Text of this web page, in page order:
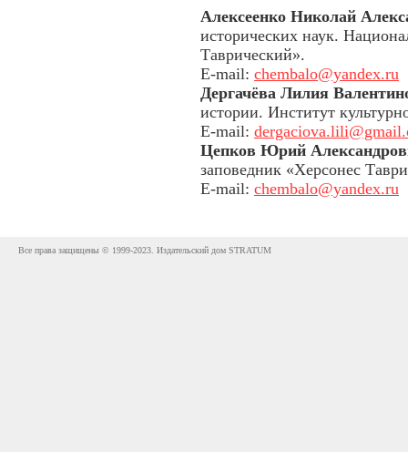
Алексеенко Николай
исторических наук.
Таврический».
E-mail: chembalo@yandex.ru
Дергачёва Лилия
истории. Институт
E-mail:
Цепков Юрий
заповедник «Херсонес
E-mail: chembalo@yandex.ru
Все права защищены © 1999-2023. Издательский дом STRATUM